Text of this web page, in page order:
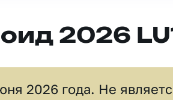
2026
2026 года. Не